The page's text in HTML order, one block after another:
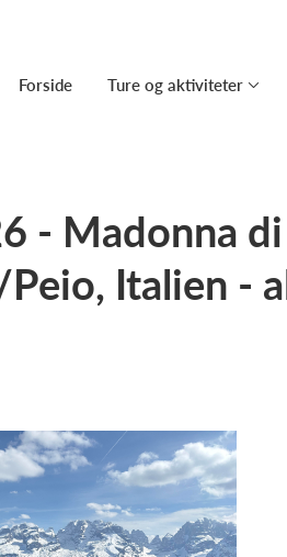
Forside Ture og aktiviteter
- Madonna di
Italien -